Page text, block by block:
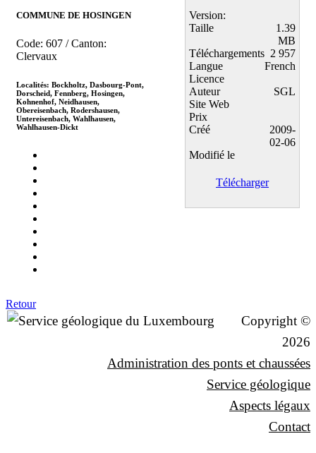
COMMUNE DE HOSINGEN
Code: 607 / Canton:
Clervaux
Localités: Bockholtz, Dasbourg-Pont,
Dorscheid, Fennberg, Hosingen,
Kohnenhof, Neidhausen,
Obereisenbach, Rodershausen,
Untereisenbach, Wahlhausen,
Wahlhausen-Dickt
Version:
Taille
1.39
MB
Téléchargements 2 957
Langue
French
Licence
Auteur
SGL
Site Web
Prix
Créé
2009-
02-06
Modifié le
Télécharger
Retour
Copyright ©
2026
Administration des ponts et chaussées
Service géologique
Aspects légaux
Contact